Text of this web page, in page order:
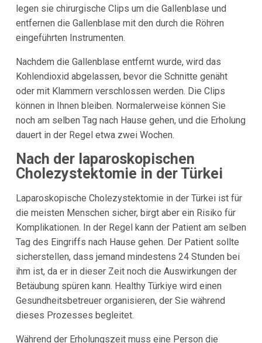
legen sie chirurgische Clips um die Gallenblase und
entfernen die Gallenblase mit den durch die Röhren
eingeführten Instrumenten.
Nachdem die Gallenblase entfernt wurde, wird das
Kohlendioxid abgelassen, bevor die Schnitte genäht
oder mit Klammern verschlossen werden. Die Clips
können in Ihnen bleiben. Normalerweise können Sie
noch am selben Tag nach Hause gehen, und die Erholung
dauert in der Regel etwa zwei Wochen.
Nach der laparoskopischen
Cholezystektomie in der Türkei
Laparoskopische Cholezystektomie in der Türkei ist für
die meisten Menschen sicher, birgt aber ein Risiko für
Komplikationen. In der Regel kann der Patient am selben
Tag des Eingriffs nach Hause gehen. Der Patient sollte
sicherstellen, dass jemand mindestens 24 Stunden bei
ihm ist, da er in dieser Zeit noch die Auswirkungen der
Betäubung spüren kann. Healthy Türkiye wird einen
Gesundheitsbetreuer organisieren, der Sie während
dieses Prozesses begleitet.
Während der Erholungszeit muss eine Person die